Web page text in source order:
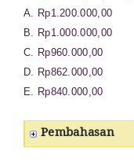
A. Rp1.200.000,00
B. Rp1.000.000,00
C. Rp960.000,00
D. Rp862.000,00
E. Rp840.000,00
Pembahasan